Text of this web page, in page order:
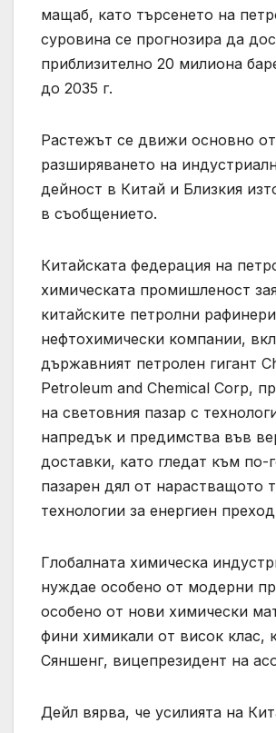
мащаб, като търсенето на
суровина се прогнозира да
приблизително 20 милиона
до 2035 г.
Растежът се движи основно от
разширяването на
дейност в Китай и Близкия
в съобщението.
Китайската федерация на
химическата промишленост
китайските петролни
нефтохимически компании,
държавният петролен гигант
Petroleum and Chemical Corp,
на световния пазар с
напредък и предимства във
доставки, като гледат към по-
пазарен дял от нарастващото
технологии за енергиен
Глобалната химическа
нуждае особено от модерни
особено от нови химически
фини химикали от висок клас,
Сяншенг, вицепрезидент на
Дейл вярва, че усилията на